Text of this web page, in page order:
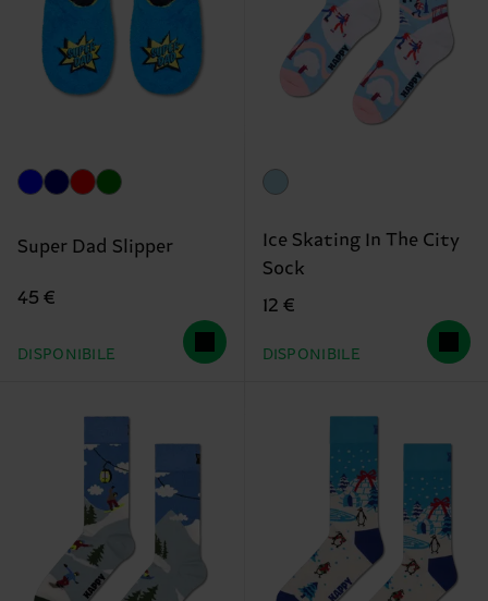
Super Dad Slipper
45 €
DISPONIBILE
Ice Skating In The City
Sock
12 €
DISPONIBILE